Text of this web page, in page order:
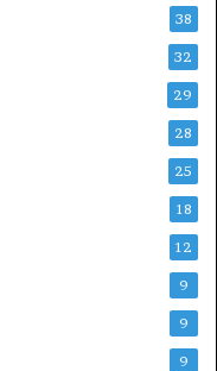
38
32
29
28
25
18
12
9
9
9